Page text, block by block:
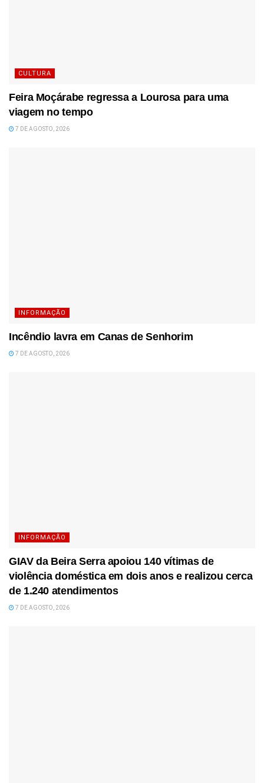
CULTURA
Feira Moçárabe regressa a Lourosa para uma
viagem no tempo
7 DE AGOSTO, 2026
INFORMAÇÃO
Incêndio lavra em Canas de Senhorim
7 DE AGOSTO, 2026
INFORMAÇÃO
GIAV da Beira Serra apoiou 140 vítimas de
violência doméstica em dois anos e realizou cerca
de 1.240 atendimentos
7 DE AGOSTO, 2026